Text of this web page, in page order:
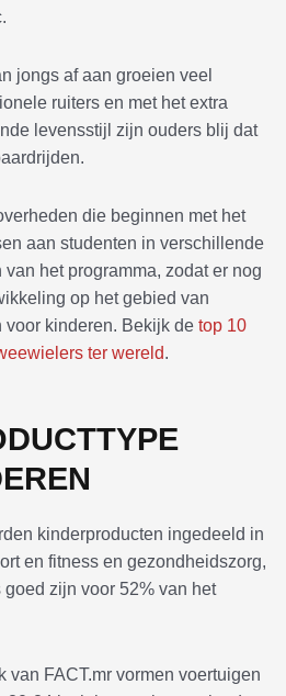
jongs af aan groeien veel
ruiters en met het extra
levensstijl zijn ouders blij dat
die beginnen met het
aan studenten in verschillende
het programma, zodat er nog
op het gebied van
kinderen. Bekijk de top 10
ter wereld.
kinderproducten ingedeeld in
en fitness en gezondheidszorg,
zijn voor 52% van het
van FACT.mr vormen voertuigen